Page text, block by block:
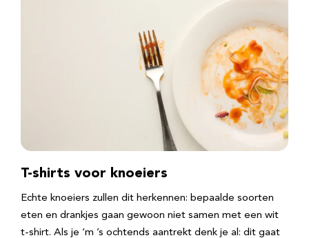
T-shirts voor knoeiers
Echte knoeiers zullen dit herkennen: bepaalde soorten
eten en drankjes gaan gewoon niet samen met een wit
t-shirt. Als je ‘m ’s ochtends aantrekt denk je al: dit gaat